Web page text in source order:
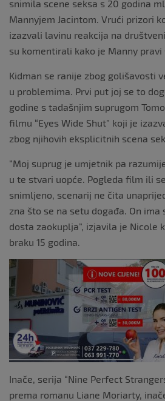
snimila scene seksa s 20 godina
Mannyjem Jacintom. Vrući prizori
izazvali lavinu reakcija na
su komentirali kako je Manny pravi
Kidman se ranije zbog golišavosti
u problemima. Prvi put joj se to
godine s tadašnjim suprugom
filmu “Eyes Wide Shut” koji je
zbog njihovih eksplicitnih scena
“Moj suprug je umjetnik pa
u te stvari uopće. Pogleda film ili
snimljeno, scenarij ne čita
zna što se na setu događa. On ima
dosta zaokuplja”, izjavila je Nicole
braku 15 godina.
Inače, serija “Nine Perfect
prema romanu Liane Moriarty,